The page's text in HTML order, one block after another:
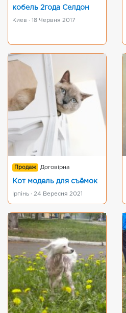
кобель 2года Селдон
Киев · 18 Червня 2017
Продаж Договірна
Кот модель для съёмок
Ірпінь · 24 Вересня 2021